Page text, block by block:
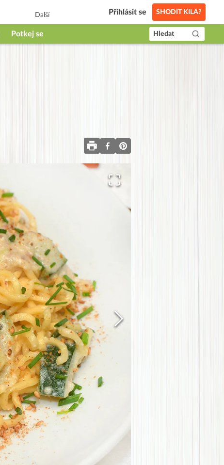
Další Přihlásit se SHODIT KILA?
Potkej se Hledat